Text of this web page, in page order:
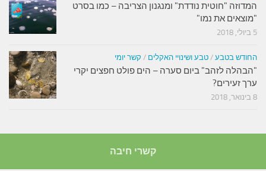
המדוזה "חוטית נודדת" ומנגנון הצריבה – כמו בסרט
"מוצאים את נמו"
5 ביולי, 2018
החודש בטבע / טבע ושינויי האקלים / קשר יומי
"הבהלה לזהב" ביום סערה – הים פולט חפצים יקרי
ערך זעירים?
8 בינואר, 2018
קשרי חיבה